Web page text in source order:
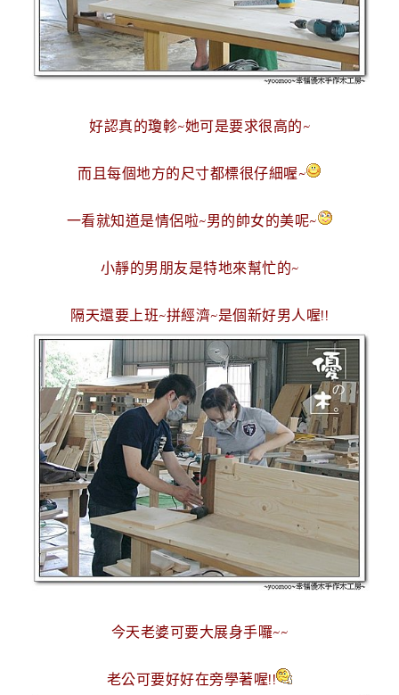
好認真的瓊軫~她可是要求很高的~
而且每個地方的尺寸都標很仔細喔~
一看就知道是情侶啦~男的帥女的美呢~
小靜的男朋友是特地來幫忙的~
隔天還要上班~拼經濟~是個新好男人喔!!
今天老婆可要大展身手囉~~
老公可要好好在旁學著喔!!